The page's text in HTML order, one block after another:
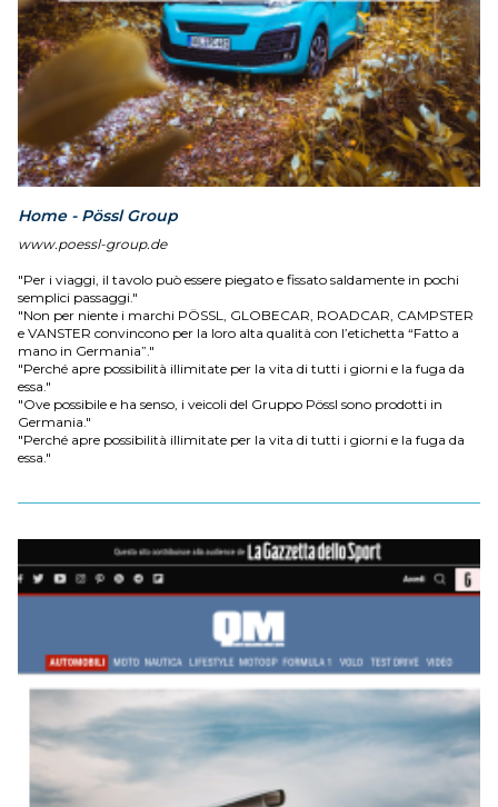
Home - Pössl Group
www.poessl-group.de
"Per i viaggi, il tavolo può essere piegato e fissato saldamente in pochi
semplici passaggi."
"Non per niente i marchi PÖSSL, GLOBECAR, ROADCAR, CAMPSTER
e VANSTER convincono per la loro alta qualità con l’etichetta “Fatto a
mano in Germania”."
"Perché apre possibilità illimitate per la vita di tutti i giorni e la fuga da
essa."
"Ove possibile e ha senso, i veicoli del Gruppo Pössl sono prodotti in
Germania."
"Perché apre possibilità illimitate per la vita di tutti i giorni e la fuga da
essa."